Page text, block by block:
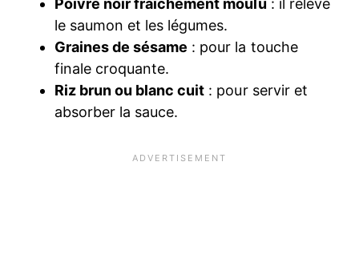
Poivre noir fraîchement moulu : il relève
le saumon et les légumes.
Graines de sésame : pour la touche
finale croquante.
Riz brun ou blanc cuit : pour servir et
absorber la sauce.